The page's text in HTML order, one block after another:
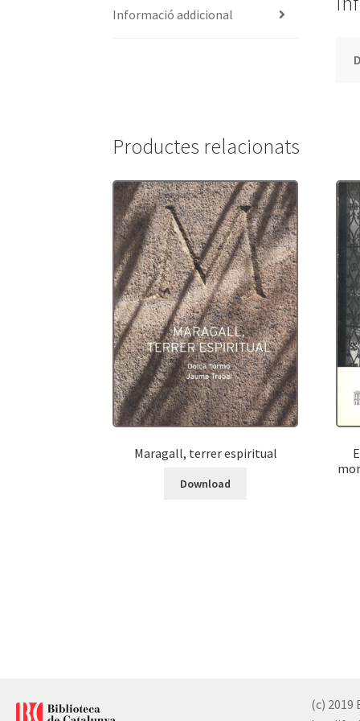
Informació addicional
Productes relacionats
Maragall, terrer espiritual
Download
(c) 2019